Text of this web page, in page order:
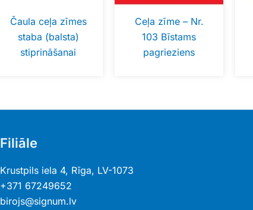
Čaula ceļa zīmes
staba (balsta)
stiprināšanai
Ceļa zīme – Nr.
103 Bīstams
pagrieziens
Filiāle
Krustpils iela 4, Rīga, LV-1073
+371 67249652
birojs@signum.lv